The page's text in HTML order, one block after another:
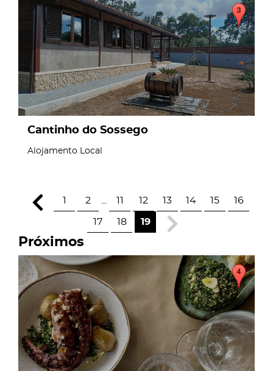
Cantinho do Sossego
Alojamento Local
1 2 11 12 13 14 15 16
17 18 19
Próximos
page